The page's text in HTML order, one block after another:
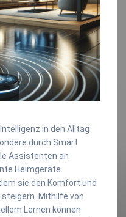
in den Alltag
durch Smart
Assistenten an
Heimgeräte
sie den Komfort und
Mithilfe von
Lernen können